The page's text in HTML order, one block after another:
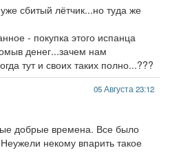
сбитый лётчик...но туда же
- покупка этого испанца
денег...зачем нам
тут и своих таких полно...???
05 Августа 23:12
добрые времена. Все было
некому впарить такое